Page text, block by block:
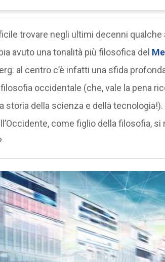
trovare negli ultimi decenni
avuto una tonalità più filosofica del
al centro c’è infatti una sfida
occidentale (che, vale la pena
storia della scienza e della
come figlio della filosofia,